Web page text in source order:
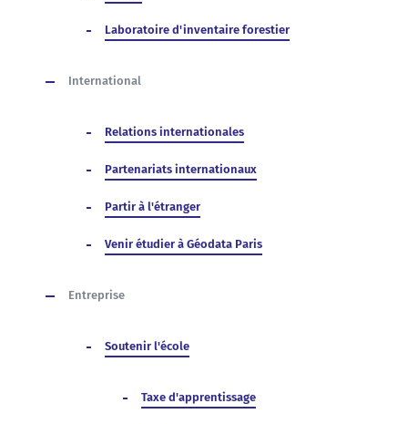
Laboratoire d'inventaire forestier
International
Relations internationales
Partenariats internationaux
Partir à l'étranger
Venir étudier à Géodata Paris
Entreprise
Soutenir l'école
Taxe d'apprentissage